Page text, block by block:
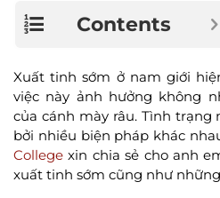
Contents
Xuất tinh sớm ở nam giới
việc này ảnh hưởng không
của cánh mày râu. Tình trạng
bởi nhiều biện pháp khác
College xin chia sẻ cho anh
xuất tinh sớm cũng như những